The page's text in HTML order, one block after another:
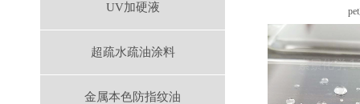
UV加硬液
超疏水疏油涂料
金属本色防指纹油